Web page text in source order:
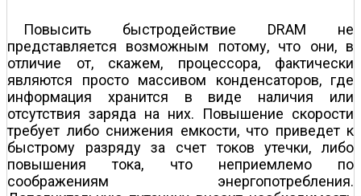
Повысить быстродействие DRAM не
представляется возможным потому, что они, в
отличие от, скажем, процессора, фактически
являются просто массивом конденсаторов, где
информация хранится в виде наличия или
отсутствия заряда на них. Повышение скорости
требует либо снижения емкости, что приведет к
быстрому разряду за счет токов утечки, либо
повышения тока, что неприемлемо по
соображениям энергопотребления.